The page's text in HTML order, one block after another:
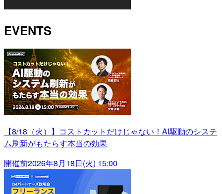
EVENTS
【8/18（火）】コストカットだけじゃない！AI駆動のシステ
ム刷新がもたらす本当の効果
開催前2026年8月18日(火) 15:00